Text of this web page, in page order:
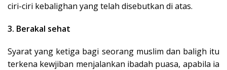
ciri-ciri kebalighan yang telah disebutkan di atas.
3. Berakal sehat
Syarat yang ketiga bagi seorang muslim dan baligh itu
terkena kewjiban menjalankan ibadah puasa, apabila ia